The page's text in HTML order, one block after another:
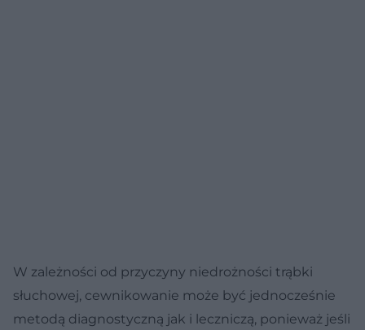
W zależności od przyczyny niedrożności trąbki
słuchowej, cewnikowanie może być jednocześnie
metodą diagnostyczną jak i leczniczą, ponieważ jeśli